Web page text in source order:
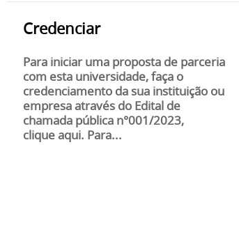
Credenciar
Para iniciar uma proposta de parceria
com esta universidade, faça o
credenciamento da sua instituição ou
empresa através do Edital de
chamada pública n°001/2023,
clique aqui. Para...